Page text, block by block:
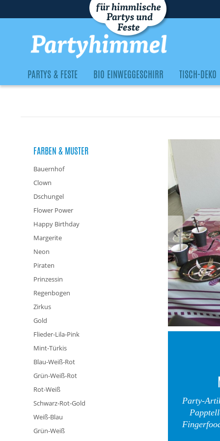
PARTYS & FESTE BIO EINWEGGESCHIRR TISCH-DEKO
FARBEN & MUSTER
Bauernhof
Clown
Dschungel
Flower Power
Happy Birthday
Margerite
Neon
Piraten
Prinzessin
Regenbogen
Zirkus
Gold
Flieder-Lila-Pink
Mint-Türkis
Blau-Weiß-Rot
Grün-Weiß-Rot
Rot-Weiß
Schwarz-Rot-Gold
Weiß-Blau
Grün-Weiß
Party-